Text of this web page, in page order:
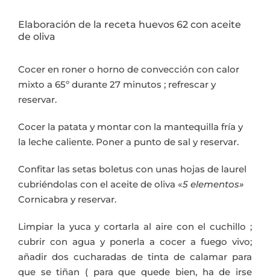
Elaboración de la receta huevos 62 con aceite
de oliva
Cocer en roner o horno de convección con calor
mixto a 65º durante 27 minutos ; refrescar y
reservar.
Cocer la patata y montar con la mantequilla fría y
la leche caliente. Poner a punto de sal y reservar.
Confitar las setas boletus con unas hojas de laurel
cubriéndolas con el aceite de oliva «5 elementos»
Cornicabra y reservar.
Limpiar la yuca y cortarla al aire con el cuchillo ;
cubrir con agua y ponerla a cocer a fuego vivo;
añadir dos cucharadas de tinta de calamar para
que se tiñan ( para que quede bien, ha de irse